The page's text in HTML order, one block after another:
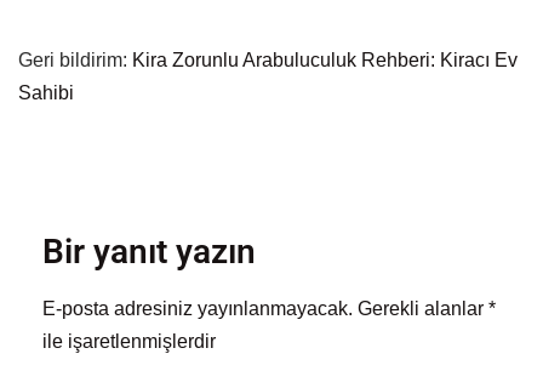
Geri bildirim: Kira Zorunlu Arabuluculuk Rehberi: Kiracı Ev
Sahibi
Bir yanıt yazın
E-posta adresiniz yayınlanmayacak. Gerekli alanlar *
ile işaretlenmişlerdir